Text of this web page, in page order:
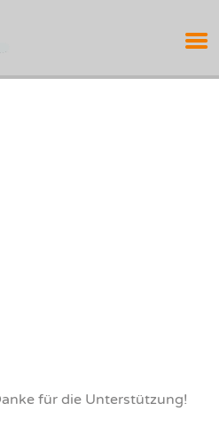
für die Unterstützung!